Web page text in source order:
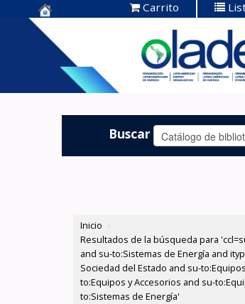
Centro de
Documentación
OLADE -
Carrito
Buscar
Inicio ›
Resultados de la búsqueda para
and su-to:Sistemas de Energía and
Sociedad del Estado and su-
to:Equipos y Accesorios and su-
to:Sistemas de Energía'